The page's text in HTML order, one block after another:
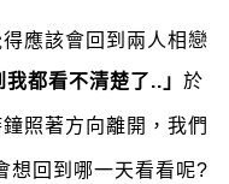
應該會回到兩人相戀
都看不清楚了..」 於
照著方向離開，我們
想回到哪一天看看呢?